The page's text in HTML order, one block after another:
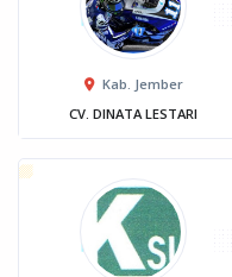
Kab. Jember
CV. DINATA LESTARI